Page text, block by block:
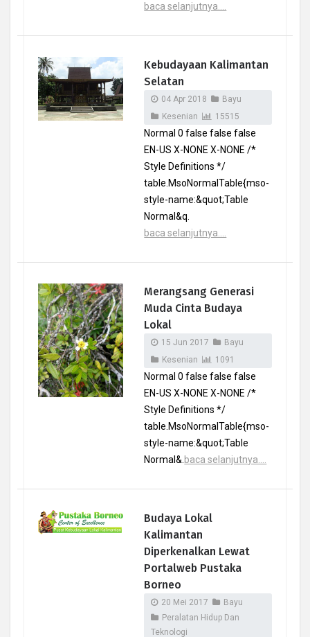
baca selanjutnya....
Kebudayaan Kalimantan
Selatan
04 Apr 2018
Bayu
Kesenian
15515
Normal 0 false false false
EN-US X-NONE X-NONE /*
Style Definitions */
table.MsoNormalTable{mso-
style-name:&quot;Table
Normal&q.
baca selanjutnya....
Merangsang Generasi
Muda Cinta Budaya
Lokal
15 Jun 2017
Bayu
Kesenian
1091
Normal 0 false false false
EN-US X-NONE X-NONE /*
Style Definitions */
table.MsoNormalTable{mso-
style-name:&quot;Table
Normal&. baca selanjutnya....
Budaya Lokal
Kalimantan
Diperkenalkan Lewat
Portalweb Pustaka
Borneo
20 Mei 2017
Bayu
Peralatan Hidup Dan
Teknologi